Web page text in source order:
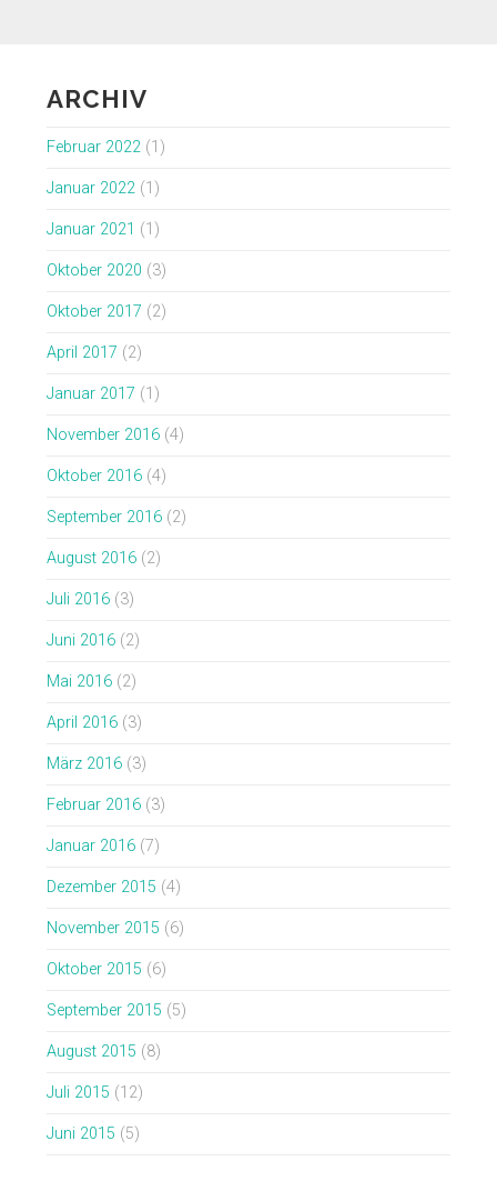
ARCHIV
Februar 2022(1)
Januar 2022(1)
Januar 2021 (1)
Oktober 2020 (3)
Oktober 2017 (2)
April 2017 (2)
Januar 2017 (1)
November 2016(4)
Oktober 2016(4)
September 2016(2)
August 2016(2)
Juli 2016(3)
Juni 2016(2)
Mai 2016(2)
April 2016(3)
März 2016(3)
Februar 2016(3)
Januar 2016(7)
Dezember 2015 (4)
November 2015 (6)
Oktober 2015 (6)
September 2015 (5)
August 2015 (8)
Juli 2015 (12)
Juni 2015 (5)